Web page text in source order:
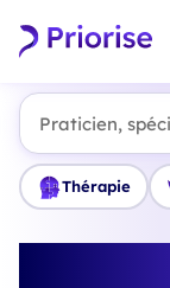
Praticien,
Thérapie